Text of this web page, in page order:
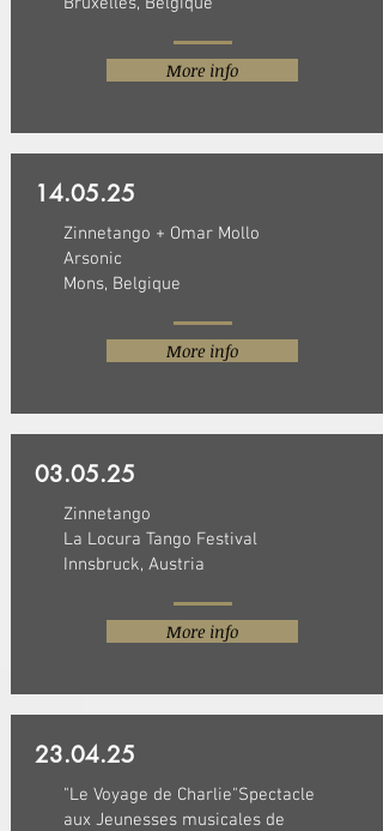
More info
14.05.25
Zinnetango + Omar Mollo
Arsonic
Mons, Belgique
More info
03.05.25
Zinnetango
La Locura Tango Festival
Innsbruck, Austria
More info
23.04.25
"Le Voyage de Charlie"Spectacle
aux Jeunesses musicales de